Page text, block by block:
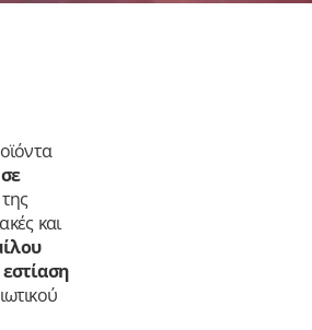
και